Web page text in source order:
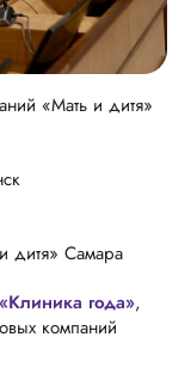
«Мать и дитя»
дитя» Самара
«Клиника года»,
компаний